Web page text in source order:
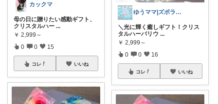
カックマ
母の日に贈りたい感動ギフト、
クリスタルハー ...
￥ 2,999～
0 0 15
コレ いいね
ゆうママ|ズボラ主婦|☺️
＼光に輝く癒しギフト！クリス
タルハーバリウ ...
￥ 2,999～
0 0 16
コレ いいね